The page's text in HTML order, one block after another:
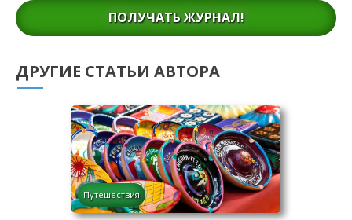
ПОЛУЧАТЬ ЖУРНАЛ!
ДРУГИЕ СТАТЬИ АВТОРА
Путешествия